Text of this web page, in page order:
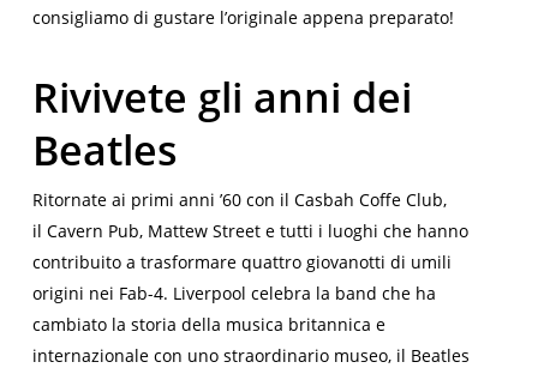
consigliamo di gustare l’originale appena preparato!
Rivivete gli anni dei
Beatles
Ritornate ai primi anni ’60 con il Casbah Coffe Club,
il Cavern Pub, Mattew Street e tutti i luoghi che hanno
contribuito a trasformare quattro giovanotti di umili
origini nei Fab-4. Liverpool celebra la band che ha
cambiato la storia della musica britannica e
internazionale con uno straordinario museo, il Beatles